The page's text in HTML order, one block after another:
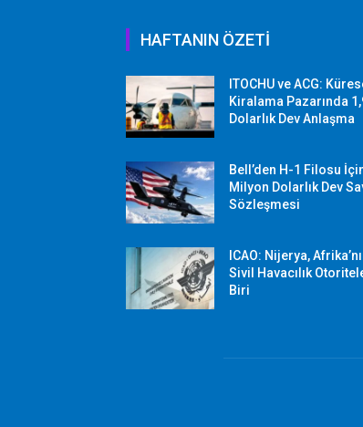
HAFTANIN ÖZETİ
ITOCHU ve ACG:
Kiralama Pazarında
Dolarlık Dev Anlaşma
Bell’den H-1 Filosu
Milyon Dolarlık Dev
Sözleşmesi
ICAO: Nijerya,
Sivil Havacılık
Biri